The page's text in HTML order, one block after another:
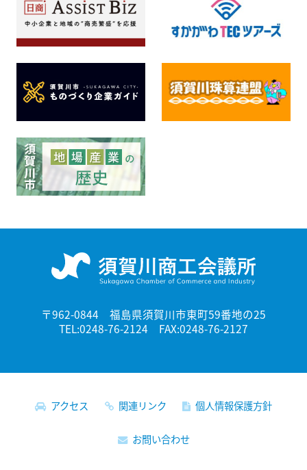
〒962-0844 福島県須賀川市東町59番地の25
TEL:0248-76-2124 FAX:0248-76-2127
アクセス 関連リンク 個人情報保護方針
お問い合わせ